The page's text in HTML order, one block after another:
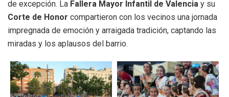
de excepción. La Fallera Mayor Infantil de Valencia y su
Corte de Honor compartieron con los vecinos una jornada
impregnada de emoción y arraigada tradición, captando las
miradas y los aplausos del barrio.